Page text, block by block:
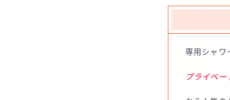
専用シャワ
プライベ